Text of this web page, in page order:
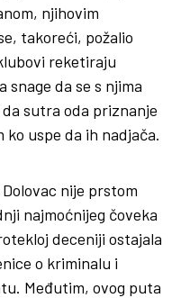
njihovim
takoreći, požalio
reketiraju
snage da se s njima
sutra oda priznanje
uspe da ih nadjača.
nije prstom
najmoćnijeg čoveka
deceniji ostajala
o kriminalu i
Međutim, ovog puta